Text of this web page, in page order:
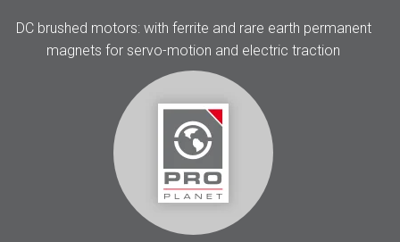
DC brushed motors: with ferrite and rare earth permanent
magnets for servo-motion and electric traction